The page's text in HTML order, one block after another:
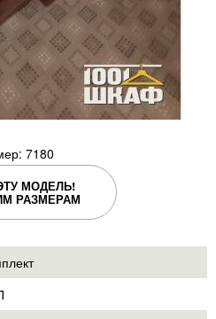
7180
МОДЕЛЬ!
РАЗМЕРАМ